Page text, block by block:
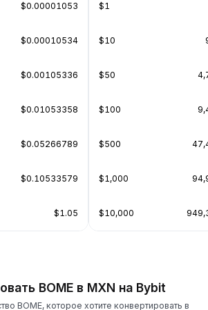
$0.00001053
$0.00010534
$0.00105336
$0.01053358
$0.05266789
$0.10533579
$1.05
$1
$10
$50
$100
$500
$1,000
$10,000
BOME в MXN на Bybit
BOME, которое хотите конвертировать в